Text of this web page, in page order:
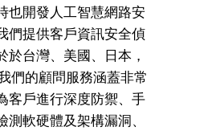
也開發人工智慧網路安
們提供客戶資訊安全偵
於台灣、美國、日本，
們的顧問服務涵蓋非常
客戶進行深度防禦、手
測軟硬體及架構漏洞、